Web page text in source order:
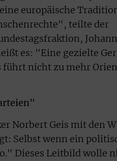
europäische
teilte der
es: "Eine gezielte
führt nicht zu mehr
Norbert Geis mit den
Selbst wenn ein
Dieses Leitbild wolle